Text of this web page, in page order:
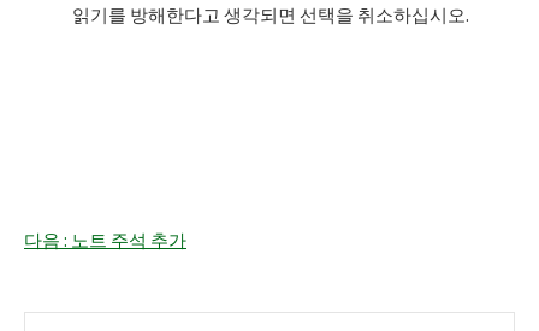
읽기를 방해한다고 생각되면 선택을 취소하십시오.
다음 : 노트 주석 추가